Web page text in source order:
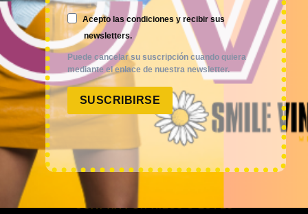
ACCESO A MI CUENTA
NOSOTROS
TIME TO SMILE
BLOG
REGISTRO
COMPRA POR KILOS O LOTES
Acepto las condiciones y recibir sus
newsletters.
Puede cancelar su suscripción cuando quiera
mediante el enlace de nuestra newsletter.
SUSCRIBIRSE